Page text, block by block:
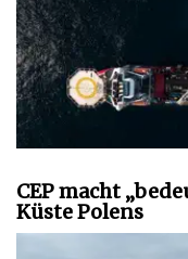
CEP macht
Küste Polens